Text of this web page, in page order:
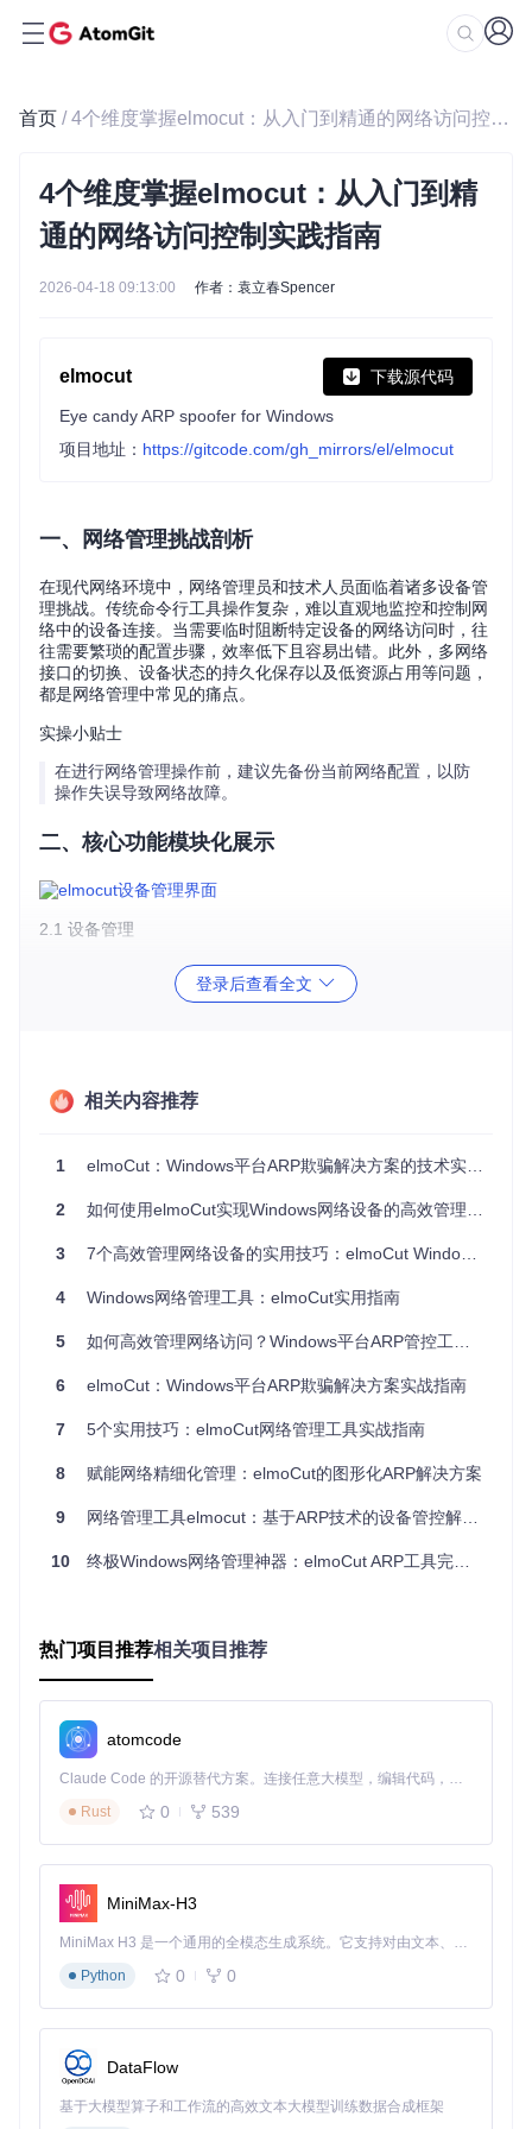
首页 / 4个维度掌握elmocut：从入门到精通的网络访问控制实践指南
4个维度掌握elmocut：从入门到精
通的网络访问控制实践指南
2026-04-18 09:13:00 作者：袁立春Spencer
elmocut 下载源代码
Eye candy ARP spoofer for Windows
项目地址： https://gitcode.com/gh_mirrors/el/elmocut
一、网络管理挑战剖析
在现代网络环境中，网络管理员和技术人员面临着诸多设备管
理挑战。传统命令行工具操作复杂，难以直观地监控和控制网
络中的设备连接。当需要临时阻断特定设备的网络访问时，往
往需要繁琐的配置步骤，效率低下且容易出错。此外，多网络
接口的切换、设备状态的持久化保存以及低资源占用等问题，
都是网络管理中常见的痛点。
实操小贴士
在进行网络管理操作前，建议先备份当前网络配置，以防
操作失误导致网络故障。
二、核心功能模块化展示
2.1 设备管理
设备管理是elmocut的核心功能，通过直观的界面展示网络中
的所有设备，包括IP地址、MAC地址、厂商信息和设备类型。
提供两种扫描模式：ARP扫描和Ping扫描。ARP扫描速度快、
境。通过简单的设置操作，即可完成接口切换并立即生效。
2.4 设备记忆功能
无需重复配置，提高工作效率。
实操小贴士
定期使用扫描功能更新设备列表，确保设备信息的准确
打开elmocut，切换到相应的网络接口
维护完成后，选择被阻断设备，点击恢复按钮
3.2 教育培训环境场景
在网络安全实验教学中，演示ARP欺骗原理和防御方法。操作
选择目标设备进行阻断操作，演示网络中断效果
讲解ARP欺骗的原理和防御措施
恢复被阻断设备的网络连接
家长需要限制孩子设备的上网时间。操作流程如下：
在孩子使用设备期间，打开elmocut
扫描家庭网络，找到孩子的设备
在规定时间外，阻断该设备的网络连接
允许上网时间内，恢复设备连接
实操小贴士
登录后查看全文
相关内容推荐
1 elmoCut：Windows平台ARP欺骗解决方案的技术实现与实战指南
2 如何使用elmoCut实现Windows网络设备的高效管理与控制
3 7个高效管理网络设备的实用技巧：elmoCut Windows ARP工具全解析
4 Windows网络管理工具：elmoCut实用指南
5 如何高效管理网络访问？Windows平台ARP管控工具全解析
6 elmoCut：Windows平台ARP欺骗解决方案实战指南
7 5个实用技巧：elmoCut网络管理工具实战指南
8 赋能网络精细化管理：elmoCut的图形化ARP解决方案
9 网络管理工具elmocut：基于ARP技术的设备管控解决方案
10 终极Windows网络管理神器：elmoCut ARP工具完全指南
热门项目推荐相关项目推荐
atomcode
Claude Code 的开源替代方案。连接任意大模型，编辑代码，运行命令，自动验证 — 全自动执行。用 Rust 构建，极致性能。 ｜ An open-source alternative to Claude Code. Connect any LLM, edit code, run commands, and verify changes — autonomously. Built in Rust for speed. Get Started
Rust
0 539
MiniMax-H3
MiniMax H3 是一个通用的全模态生成系统。它支持对由文本、图像、视频和音频组成的多模态上下文进行统一理解，并能生成分辨率高达 2K、时长可达 15 秒的带原生立体声音频的视频。得益于面向任务泛化的系统设计，H3 在预训练阶段就已具备广泛的多模态上下文理解与生成能力，能够出色地执行复杂的多模态指令。
Python
0 0
DataFlow
基于大模型算子和工作流的高效文本大模型训练数据合成框架